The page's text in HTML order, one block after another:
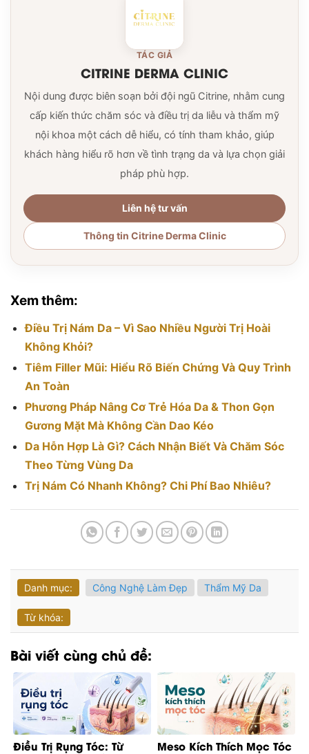
TÁC GIẢ
CITRINE DERMA CLINIC
Nội dung được biên soạn bởi đội ngũ Citrine, nhằm cung
cấp kiến thức chăm sóc và điều trị da liễu và thẩm mỹ
nội khoa một cách dễ hiểu, có tính tham khảo, giúp
khách hàng hiểu rõ hơn về tình trạng da và lựa chọn giải
pháp phù hợp.
Liên hệ tư vấn
Thông tin Citrine Derma Clinic
Xem thêm:
Điều Trị Nám Da – Vì Sao Nhiều Người Trị Hoài
Không Khỏi?
Tiêm Filler Mũi: Hiểu Rõ Biến Chứng Và Quy Trình
An Toàn
Phương Pháp Nâng Cơ Trẻ Hóa Da & Thon Gọn
Gương Mặt Mà Không Cần Dao Kéo
Da Hỗn Hợp Là Gì? Cách Nhận Biết Và Chăm Sóc
Theo Từng Vùng Da
Trị Nám Có Nhanh Không? Chi Phí Bao Nhiêu?
Danh mục: Công Nghệ Làm Đẹp Thẩm Mỹ Da
Từ khóa:
Bài viết cùng chủ đề:
Điều Trị Rụng Tóc: Từ
Meso Kích Thích Mọc Tóc